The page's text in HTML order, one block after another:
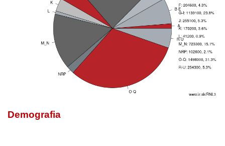
Demografia